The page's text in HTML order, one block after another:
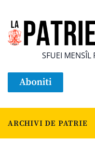
SFUEI
Aboniti
ARCHIVI DE PATRIE